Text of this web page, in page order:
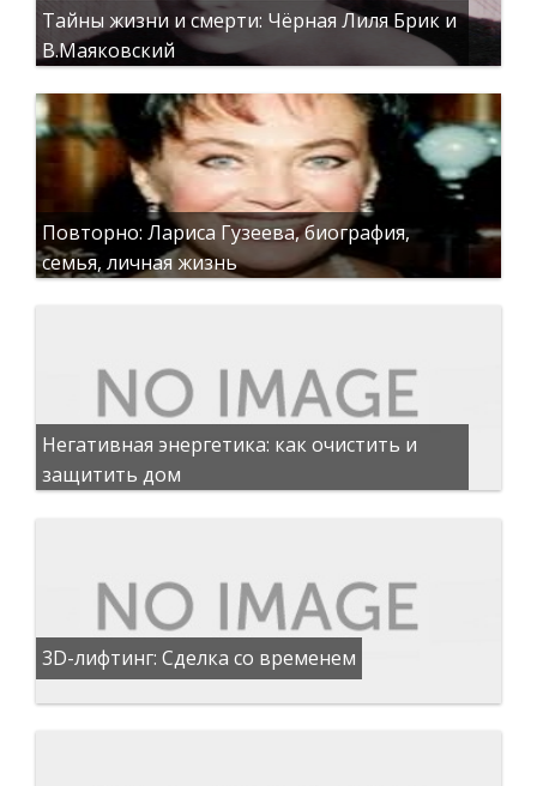
Тайны жизни и смерти: Чёрная Лиля Брик и
В.Маяковский
Повторно: Лариса Гузеева, биография,
семья, личная жизнь
Негативная энергетика: как очистить и
защитить дом
3D-лифтинг: Сделка со временем